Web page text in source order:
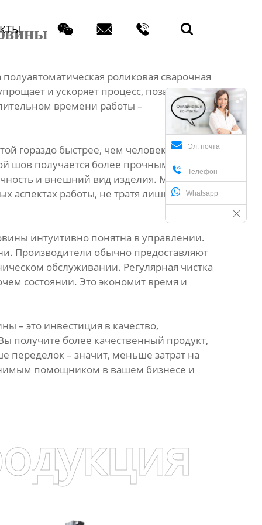
   
Эл. почта
 Телефон
Whatsapp
роликовая сварочная
и ускоряет процесс, позволяя
времени работы –
гораздо быстрее, чем человек вручную.
шов получается более прочным, ровным
и внешний вид изделия. Меньше
аспектах работы, не тратя лишние силы и
интуитивно понятна в управлении.
Производители обычно предоставляют
обслуживании. Регулярная чистка
состоянии. Это экономит время и
– это инвестиция в качество,
получите более качественный продукт,
переделок – значит, меньше затрат на
помощником в вашем бизнесе и